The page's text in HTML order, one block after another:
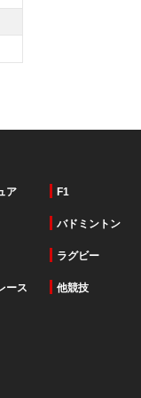
ア F1
バドミントン
ラグビー
ース 他競技